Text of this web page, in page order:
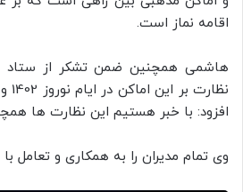
اقامه نماز است.
هاشمی همچنین ضمن تشکر از ستاد
افزود: با خبر هستیم این نظارت ها
وی تمام مدیران را به همکاری و تعامل با